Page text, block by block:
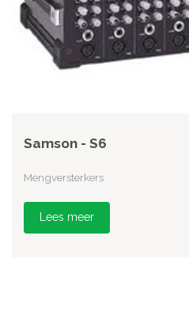
Samson - S6
Mengversterkers
Lees meer